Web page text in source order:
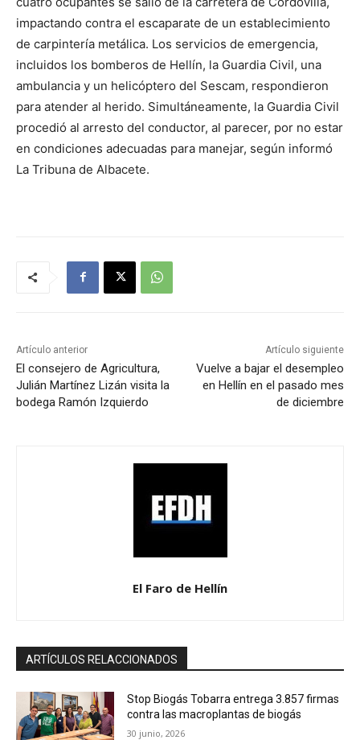
impactando contra el escaparate de un establecimiento
de carpintería metálica. Los servicios de emergencia,
incluidos los bomberos de Hellín, la Guardia Civil, una
ambulancia y un helicóptero del Sescam, respondieron
para atender al herido. Simultáneamente, la Guardia Civil
procedió al arresto del conductor, al parecer, por no estar
en condiciones adecuadas para manejar, según informó
La Tribuna de Albacete.
Artículo anterior
El consejero de Agricultura,
Julián Martínez Lizán visita la
bodega Ramón Izquierdo
Artículo siguiente
Vuelve a bajar el desempleo
en Hellín en el pasado mes
de diciembre
El Faro de Hellín
ARTÍCULOS RELACCIONADOS
Stop Biogás Tobarra entrega 3.857 firmas
contra las macroplantas de biogás
30 junio, 2026